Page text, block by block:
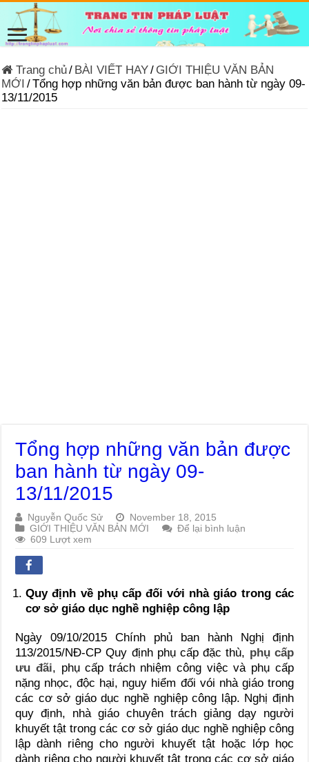
Trang chủ/ BÀI VIẾT HAY/ GIỚI THIỆU VĂN BẢN
MỚI /Tổng hợp những văn bản được ban hành từ ngày 09-
13/11/2015
Tổng hợp những văn bản được
ban hành từ ngày 09-
13/11/2015
Nguyễn Quốc Sử
November 18, 2015
GIỚI THIỆU VĂN BẢN MỚI
Để lại bình luận
609 Lượt xem
Quy định về phụ cấp đối với nhà giáo trong các
cơ sở giáo dục nghề nghiệp công lập
Ngày 09/10/2015 Chính phủ ban hành Nghị định
113/2015/NĐ-CP Quy định phụ cấp đặc thù, phụ cấp
ưu đãi, phụ cấp trách nhiệm công việc và phụ cấp
nặng nhọc, độc hại, nguy hiểm đối vói nhà giáo trong
các cơ sở giáo dục nghề nghiệp công lập. Nghị định
quy định, nhà giáo chuyên trách giảng dạy người
khuyết tật trong các cơ sở giáo dục nghề nghiệp công
lập dành riêng cho người khuyết tật hoặc lớp học
dành riêng cho người khuyết tật trong các cơ sở giáo